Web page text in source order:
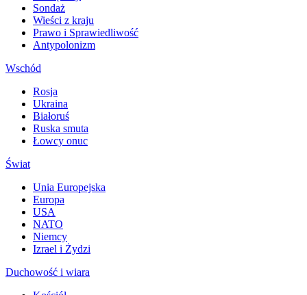
Sondaż
Wieści z kraju
Prawo i Sprawiedliwość
Antypolonizm
Wschód
Rosja
Ukraina
Białoruś
Ruska smuta
Łowcy onuc
Świat
Unia Europejska
Europa
USA
NATO
Niemcy
Izrael i Żydzi
Duchowość i wiara